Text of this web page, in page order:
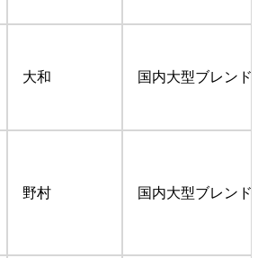
大和 国内大型ブレンド
野村 国内大型ブレンド